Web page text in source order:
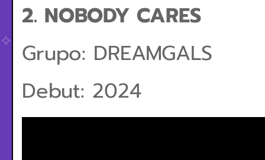
2. NOBODY CARES
Grupo: DREAMGALS
Debut: 2024